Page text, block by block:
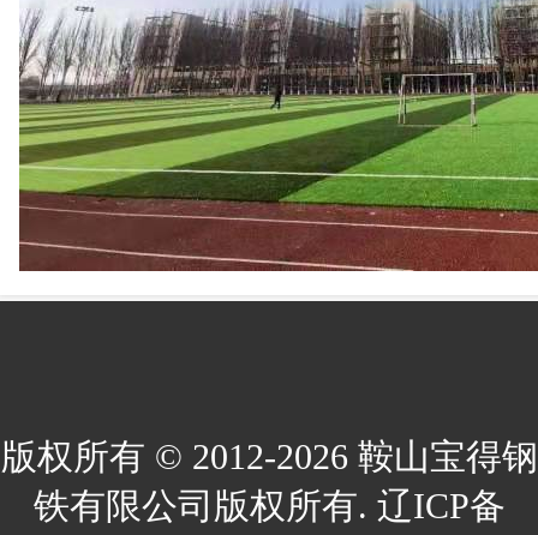
版权所有 © 2012-2026 鞍山宝得钢
铁有限公司版权所有. 辽ICP备